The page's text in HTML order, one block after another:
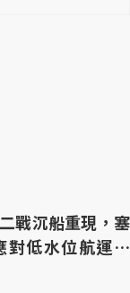
戰沉船重現，塞
對低水位航運難